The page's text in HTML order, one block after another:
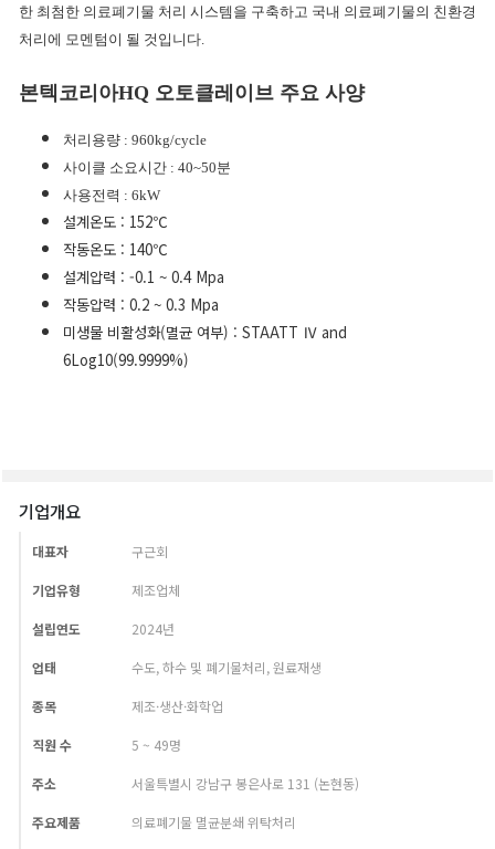
기업개요
대표자 구근회
기업유형 제조업체
설립연도 2024년
업태 수도, 하수 및 폐기물처리, 원료재생
종목 제조·생산·화학업
직원 수 5 ~ 49명
주소 서울특별시 강남구 봉은사로 131 (논현동)
주요제품 의료폐기물 멸균분쇄 위탁처리